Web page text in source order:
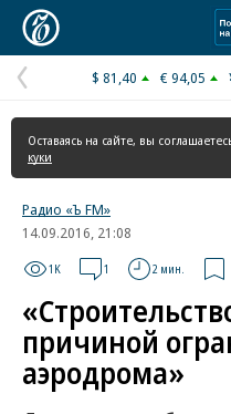
Предыдущая
страница
$ 81,40 € 94,05
Оставаясь на сайте, вы
куки
Радио «Ъ FM»
14.09.2016, 21:08
1K 1 2 мин.
причиной
аэродрома»